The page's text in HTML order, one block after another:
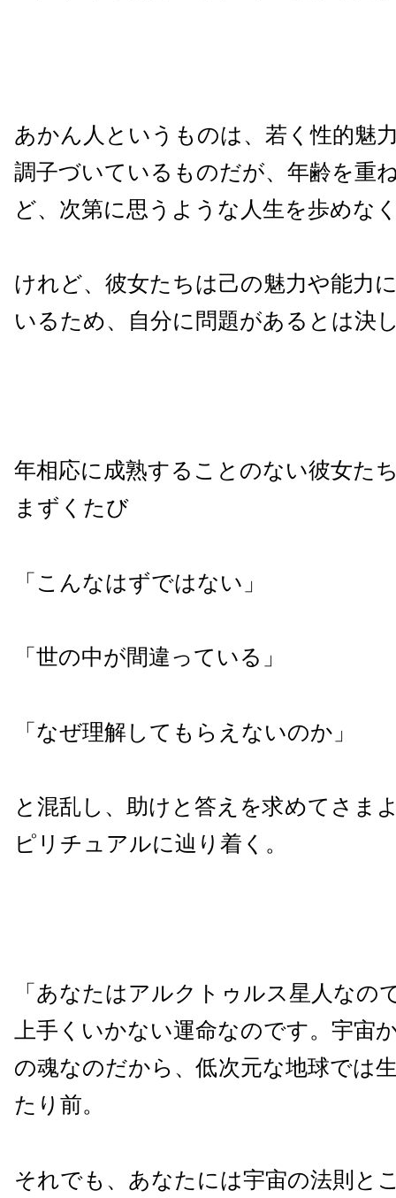
あかん人というものは、若く性的魅
調子づいているものだが、年齢を重
ど、次第に思うような人生を歩めな
けれど、彼女たちは己の魅力や能力
いるため、自分に問題があるとは決
年相応に成熟することのない彼女た
まずくたび
「こんなはずではない」
「世の中が間違っている」
「なぜ理解してもらえないのか」
と混乱し、助けと答えを求めてさま
ピリチュアルに辿り着く。
「あなたはアルクトゥルス星人なの
上手くいかない運命なのです。宇宙
の魂なのだから、低次元な地球では
たり前。
それでも、あなたには宇宙の法則と